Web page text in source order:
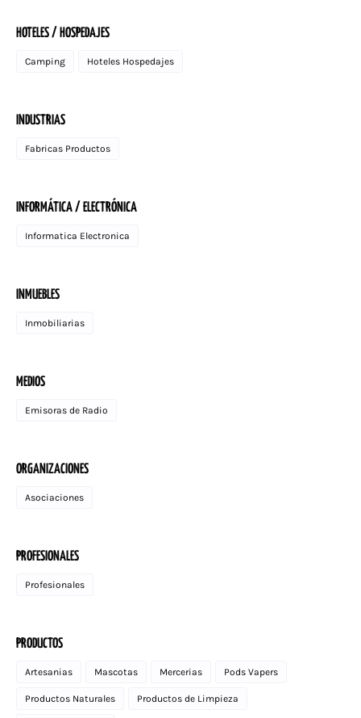
HOTELES / HOSPEDAJES
Camping Hoteles Hospedajes
INDUSTRIAS
Fabricas Productos
INFORMÁTICA / ELECTRÓNICA
Informatica Electronica
INMUEBLES
Inmobiliarias
MEDIOS
Emisoras de Radio
ORGANIZACIONES
Asociaciones
PROFESIONALES
Profesionales
PRODUCTOS
Artesanias Mascotas Mercerias Pods Vapers
Productos Naturales Productos de Limpieza